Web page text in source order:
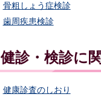
骨粗しょう症検診
歯周疾患検診
健診・検診に
健康診査のしおり